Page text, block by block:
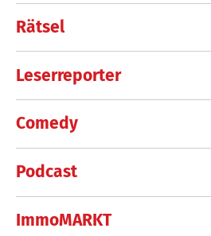
Rätsel
Leserreporter
Comedy
Podcast
ImmoMARKT